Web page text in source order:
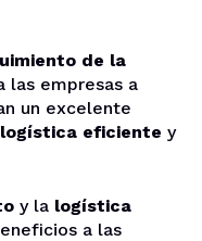
de la
las empresas a
un excelente
logística eficiente y
y la logística
a las